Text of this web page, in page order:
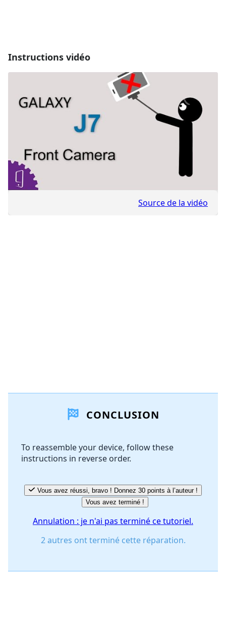
Instructions vidéo
Source de la vidéo
CONCLUSION
To reassemble your device, follow these
instructions in reverse order.
Vous avez réussi, bravo ! Donnez 30 points à l’auteur !
Vous avez terminé !
Annulation : je n'ai pas terminé ce tutoriel.
2 autres ont terminé cette réparation.